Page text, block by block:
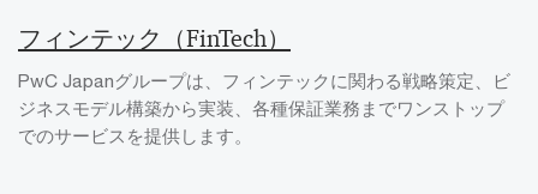
フィンテック（FinTech）
PwC Japanグループは、フィンテックに関わる戦略策定、ビ
ジネスモデル構築から実装、各種保証業務までワンストップ
でのサービスを提供します。